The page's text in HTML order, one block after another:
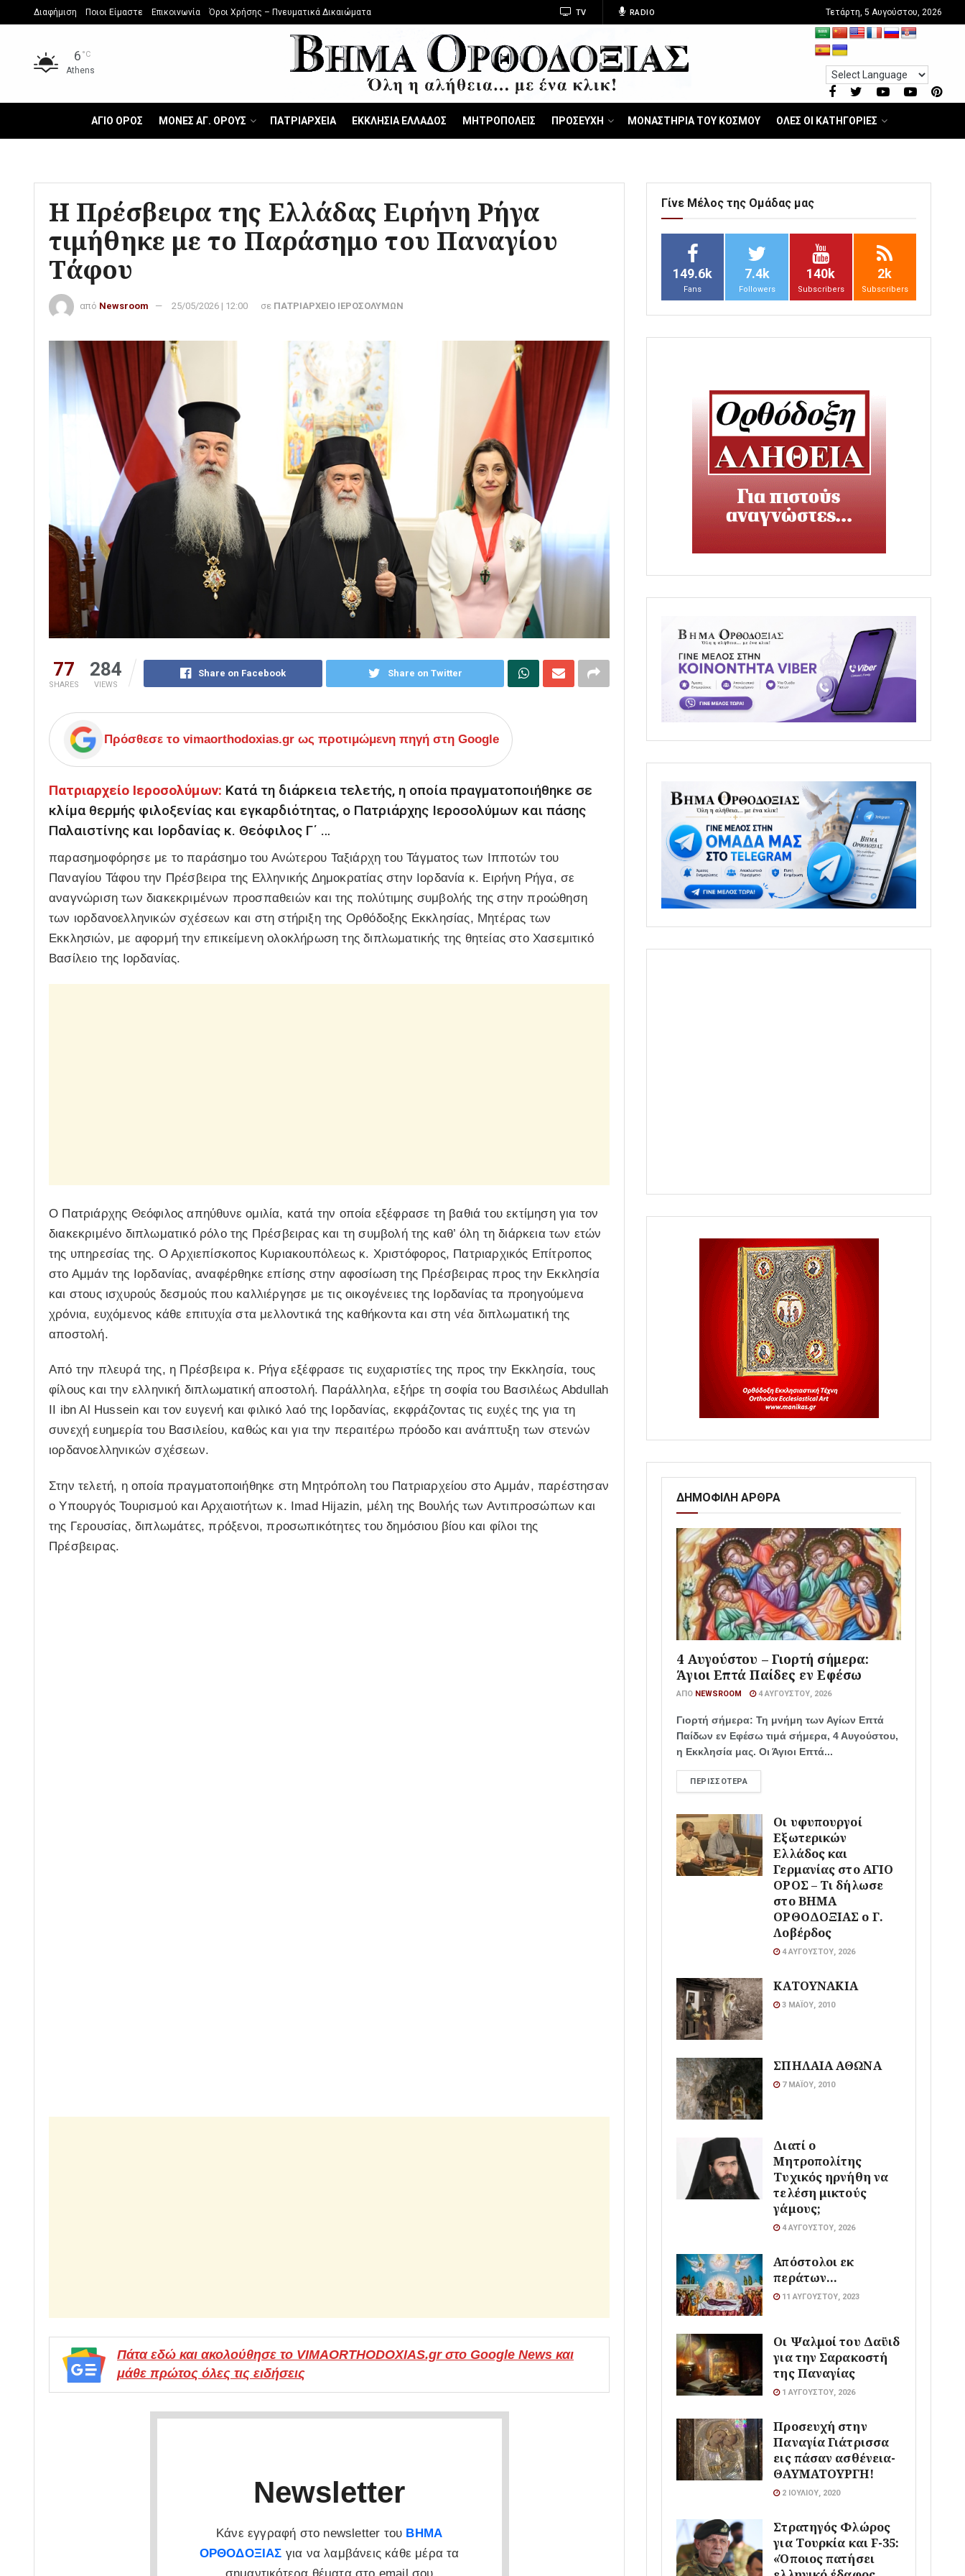
Διαφήμιση Ποιοι Είμαστε Επικοινωνία Όροι Χρήσης – Πνευματικά Δικαιώματα TV RADIO Τετάρτη, 5 Αυγούστου, 2026
6 °C
Athens
ΑΓΙΟ ΟΡΟΣ ΜΟΝΕΣ ΑΓ. ΟΡΟΥΣ ΠΑΤΡΙΑΡΧΕΙΑ ΕΚΚΛΗΣΙΑ ΕΛΛΑΔΟΣ ΜΗΤΡΟΠΟΛΕΙΣ ΠΡΟΣΕΥΧΗ ΜΟΝΑΣΤΗΡΙΑ ΤΟΥ ΚΟΣΜΟΥ ΟΛΕΣ ΟΙ ΚΑΤΗΓΟΡΙΕΣ
Η Πρέσβειρα της Ελλάδας Ειρήνη Ρήγα
τιμήθηκε με το Παράσημο του Παναγίου
Τάφου
από Newsroom 25/05/2026 | 12:00 σε ΠΑΤΡΙΑΡΧΕΙΟ ΙΕΡΟΣΟΛΥΜΩΝ
77
SHARES
284
VIEWS
Share on Facebook Share on Twitter
Πρόσθεσε το vimaorthodoxias.gr ως προτιμώμενη πηγή στη Google
Πατριαρχείο Ιεροσολύμων: Κατά τη διάρκεια τελετής, η οποία πραγματοποιήθηκε σε
κλίμα θερμής φιλοξενίας και εγκαρδιότητας, ο Πατριάρχης Ιεροσολύμων και πάσης
Παλαιστίνης και Ιορδανίας κ. Θεόφιλος Γ΄ …
παρασημοφόρησε με το παράσημο του Ανώτερου Ταξιάρχη του Τάγματος των Ιπποτών του
Παναγίου Τάφου την Πρέσβειρα της Ελληνικής Δημοκρατίας στην Ιορδανία κ. Ειρήνη Ρήγα, σε
αναγνώριση των διακεκριμένων προσπαθειών και της πολύτιμης συμβολής της στην προώθηση
των ιορδανοελληνικών σχέσεων και στη στήριξη της Ορθόδοξης Εκκλησίας, Μητέρας των
Εκκλησιών, με αφορμή την επικείμενη ολοκλήρωση της διπλωματικής της θητείας στο Χασεμιτικό
Βασίλειο της Ιορδανίας.
Ο Πατριάρχης Θεόφιλος απηύθυνε ομιλία, κατά την οποία εξέφρασε τη βαθιά του εκτίμηση για τον
διακεκριμένο διπλωματικό ρόλο της Πρέσβειρας και τη συμβολή της καθ’ όλη τη διάρκεια των ετών
της υπηρεσίας της. Ο Αρχιεπίσκοπος Κυριακουπόλεως κ. Χριστόφορος, Πατριαρχικός Επίτροπος
στο Αμμάν της Ιορδανίας, αναφέρθηκε επίσης στην αφοσίωση της Πρέσβειρας προς την Εκκλησία
και στους ισχυρούς δεσμούς που καλλιέργησε με τις οικογένειες της Ιορδανίας τα προηγούμενα
χρόνια, ευχόμενος κάθε επιτυχία στα μελλοντικά της καθήκοντα και στη νέα διπλωματική της
αποστολή.
Από την πλευρά της, η Πρέσβειρα κ. Ρήγα εξέφρασε τις ευχαριστίες της προς την Εκκλησία, τους
φίλους και την ελληνική διπλωματική αποστολή. Παράλληλα, εξήρε τη σοφία του Βασιλέως Abdullah
II ibn Al Hussein και τον ευγενή και φιλικό λαό της Ιορδανίας, εκφράζοντας τις ευχές της για τη
συνεχή ευημερία του Βασιλείου, καθώς και για την περαιτέρω πρόοδο και ανάπτυξη των στενών
ιορδανοελληνικών σχέσεων.
Στην τελετή, η οποία πραγματοποιήθηκε στη Μητρόπολη του Πατριαρχείου στο Αμμάν, παρέστησαν
ο Υπουργός Τουρισμού και Αρχαιοτήτων κ. Imad Hijazin, μέλη της Βουλής των Αντιπροσώπων και
της Γερουσίας, διπλωμάτες, πρόξενοι, προσωπικότητες του δημόσιου βίου και φίλοι της
Πρέσβειρας.
Πάτα εδώ και ακολούθησε το VIMAORTHODOXIAS.gr στο Google News και
μάθε πρώτος όλες τις ειδήσεις
Newsletter
Κάνε εγγραφή στο newsletter του ΒΗΜΑ
ΟΡΘΟΔΟΞΙΑΣ για να λαμβάνεις κάθε μέρα τα
Γίνε Μέλος της Ομάδας μας
149.6k
Fans
7.4k
Followers
140k
Subscribers
2k
Subscribers
ΔΗΜΟΦΙΛΗ ΑΡΘΡΑ
4 Αυγούστου – Γιορτή σήμερα:
Άγιοι Επτά Παίδες εν Εφέσω
ΑΠΌ NEWSROOM 4 ΑΥΓΟΎΣΤΟΥ, 2026
Γιορτή σήμερα: Τη μνήμη των Αγίων Επτά
Παίδων εν Εφέσω τιμά σήμερα, 4 Αυγούστου,
η Εκκλησία μας. Οι Άγιοι Επτά...
ΠΕΡΙΣΣΌΤΕΡΑ
Οι υφυπουργοί
Εξωτερικών
Ελλάδος και
Γερμανίας στο ΑΓΙΟ
ΟΡΟΣ – Τι δήλωσε
στο ΒΗΜΑ
ΟΡΘΟΔΟΞΙΑΣ ο Γ.
Λοβέρδος
4 ΑΥΓΟΎΣΤΟΥ, 2026
ΚΑΤΟΥΝΑΚΙΑ
3 ΜΑΪ́ΟΥ, 2010
ΣΠΗΛΑΙΑ ΑΘΩΝΑ
7 ΜΑΪ́ΟΥ, 2010
Διατί ο
Μητροπολίτης
Τυχικός ηρνήθη να
τελέση μικτούς
γάμους;
4 ΑΥΓΟΎΣΤΟΥ, 2026
Απόστολοι εκ
περάτων…
11 ΑΥΓΟΎΣΤΟΥ, 2023
Οι Ψαλμοί του Δαϋιδ
για την Σαρακοστή
της Παναγίας
1 ΑΥΓΟΎΣΤΟΥ, 2026
Προσευχή στην
Παναγία Γιάτρισσα
εις πάσαν ασθένεια-
ΘΑΥΜΑΤΟΥΡΓΗ!
2 ΙΟΥΛΊΟΥ, 2020
Στρατηγός Φλώρος
για Τουρκία και F-35:
«Όποιος πατήσει